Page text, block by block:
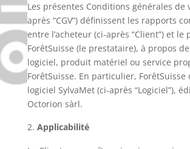
Les présentes Conditions générales de
après “CGV”) définissent les rapports
entre l’acheteur (ci-après “Client”) et le
ForêtSuisse (le prestataire), à propos
logiciel, produit matériel ou service
ForêtSuisse. En particulier,
logiciel SylvaMet (ci-après “Logiciel”),
Octorion sàrl.
Applicabilité